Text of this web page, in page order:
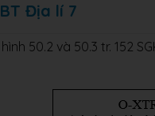
Địa lí 7
50.2 và 50.3 tr. 152